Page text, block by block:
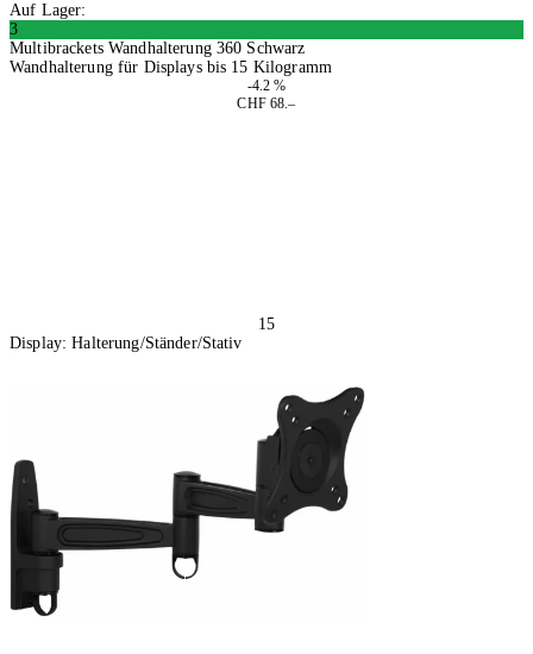
Auf Lager:
3
Multibrackets Wandhalterung 360 Schwarz
Wandhalterung für Displays bis 15 Kilogramm
-4.2 %
CHF 68.–
15
Display: Halterung/Ständer/Stativ